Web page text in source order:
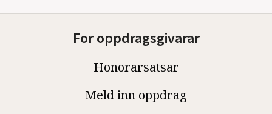
For oppdragsgivarar
Honorarsatsar
Meld inn oppdrag